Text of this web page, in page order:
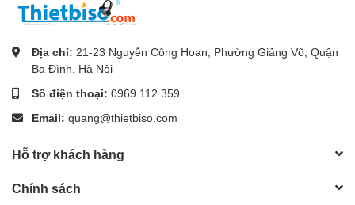
Địa chỉ: 21-23 Nguyễn Công Hoan, Phường Giảng Võ, Quận
Ba Đình, Hà Nội
Số điện thoại: 0969.112.359
Email: quang@thietbiso.com
Hỗ trợ khách hàng
Chính sách